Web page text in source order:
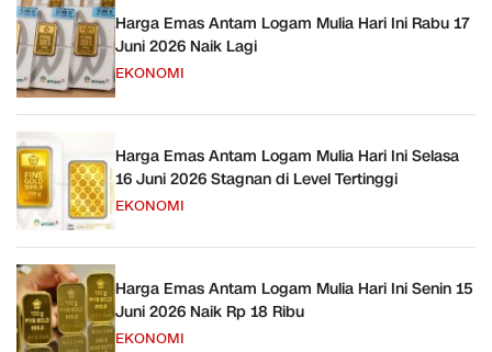
Harga Emas Antam Logam Mulia Hari Ini Rabu 17
Juni 2026 Naik Lagi
EKONOMI
Harga Emas Antam Logam Mulia Hari Ini Selasa
16 Juni 2026 Stagnan di Level Tertinggi
EKONOMI
Harga Emas Antam Logam Mulia Hari Ini Senin 15
Juni 2026 Naik Rp 18 Ribu
EKONOMI